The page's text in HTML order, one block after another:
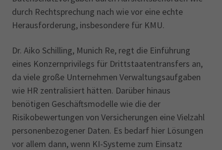
durch Rechtsprechung nach wie vor eine echte
Herausforderung, insbesondere für KMU.
Dr. Aiko Schilling, Munich Re, regt die Einführung
eines Konzernprivilegs für Drittstaatentransfers an,
da viele große Unternehmen Verwaltungsaufgaben
wie HR zentralisiert hätten. Darüber hinaus
benötigen Geschäftsmodelle wie die der
Risikobewertungen von Versicherungen eine Vielzahl
personenbezogener Daten. Es bedarf hier Lösungen
vor allem dann, wenn KI-Systeme zum Einsatz